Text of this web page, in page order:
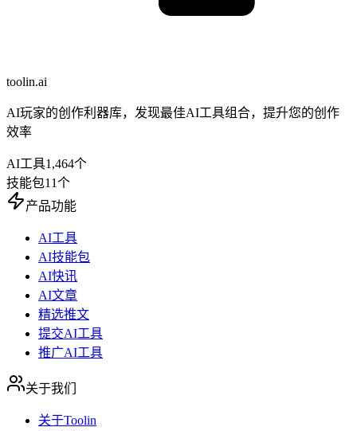
toolin.ai
AI玩家的创作利器库，发现最佳AI工具组合，提升您的创作
效率
AI工具1,464个
技能包11个
产品功能
AI工具
AI技能包
AI快讯
AI文章
精选推文
提交AI工具
推广AI工具
关于我们
关于Toolin